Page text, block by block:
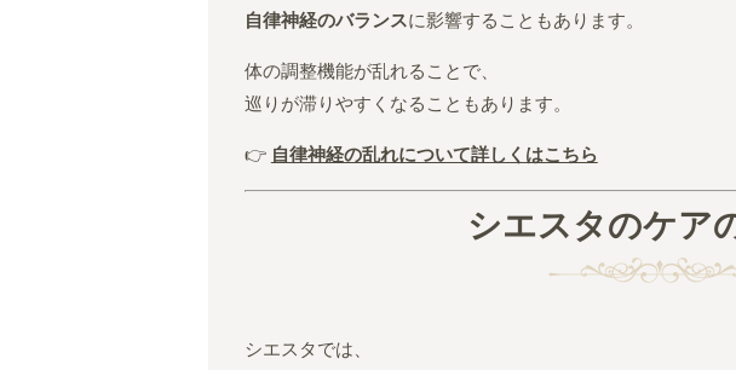
自律神経のバランスに影響することもあります。
体の調整機能が乱れることで、
巡りが滞りやすくなることもあります。
👉 自律神経の乱れについて詳しくはこちら
シエスタのケア
シエスタでは、